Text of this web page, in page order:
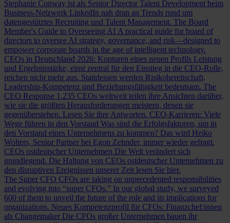
Stephanie Conway ist als Senior Director Talent Development beim
Business-Netzwerk LinkedIn nah dran an Trends rund um
datengestütztes Recruiting und Talent Management. The Board
Member's Guide to Overseeing AI A practical guide for board of
directors to oversee AI strategy, governance, and risk—designed to
empower corporate boards in the age of intelligent technology.
CEOs in Deutschland 2026: Konturen eines neuen Profils Leistung
und Ergebnisstärke, einst zentral für den Einstieg in die CEO-Rolle,
reichen nicht mehr aus. Stattdessen werden Risikobereitschaft,
Leadership-Kompetenz und Beziehungsfähigkeit bedeutsam. The
CEO Response 1.235 CEOs weltweit teilen ihre Ansichten darüber,
wie sie die größten Herausforderungen meistern, denen sie
gegenüberstehen. Lesen Sie ihre Antworten. CEO-Karrieren: Viele
Wege führen in den Vorstand Was sind die Erfolgsfaktoren, um in
den Vorstand eines Unternehmens zu kommen? Das wird Heiko
Wolters, Senior Partner bei Egon Zehnder, immer wieder gefragt.
CEOs ostdeutscher Unternehmen Die Welt verändert sich
grundlegend. Die Haltung von CEOs ostdeutscher Unternehmen zu
den disruptiven Ereignissen unserer Zeit lesen Sie hier.
The Super CFO CFOs are taking on unprecedented responsibilities
and evolving into “super CFOs.” In our global study, we surveyed
600 of them to unveil the future of the role and its implications for
organizations. Neues Kompetenzprofil für CFOs: Finanzchef:innen
als Changemaker Die CFOs großer Unternehmen bauen ihr